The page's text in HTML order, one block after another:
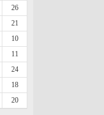
26
21
10
11
24
18
20